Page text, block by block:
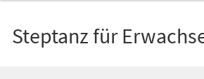
Steptanz für